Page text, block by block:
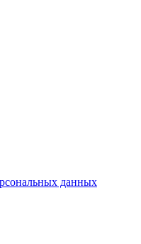
данных